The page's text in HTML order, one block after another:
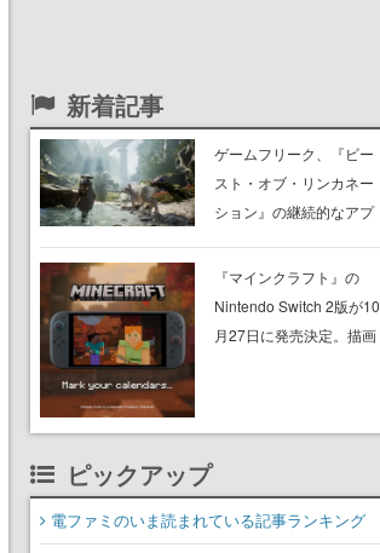
新着記事
ゲームフリーク、『ビー
スト・オブ・リンカネー
ション』の継続的なアプ
からの意見を真摯に受け
止めて対応へ。修正パッ
チは約1週間以内に配信さ
『マインクラフト』の
Nintendo Switch 2版が10
月27日に発売決定。描画
ピックアップ
電ファミのいま読まれている記事ランキング